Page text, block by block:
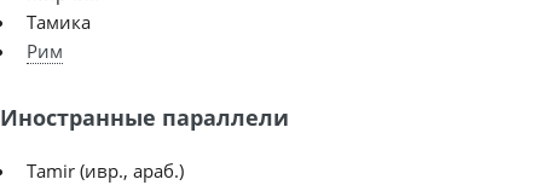
Тамика
Рим
Иностранные параллели
Tamir (ивр., араб.)